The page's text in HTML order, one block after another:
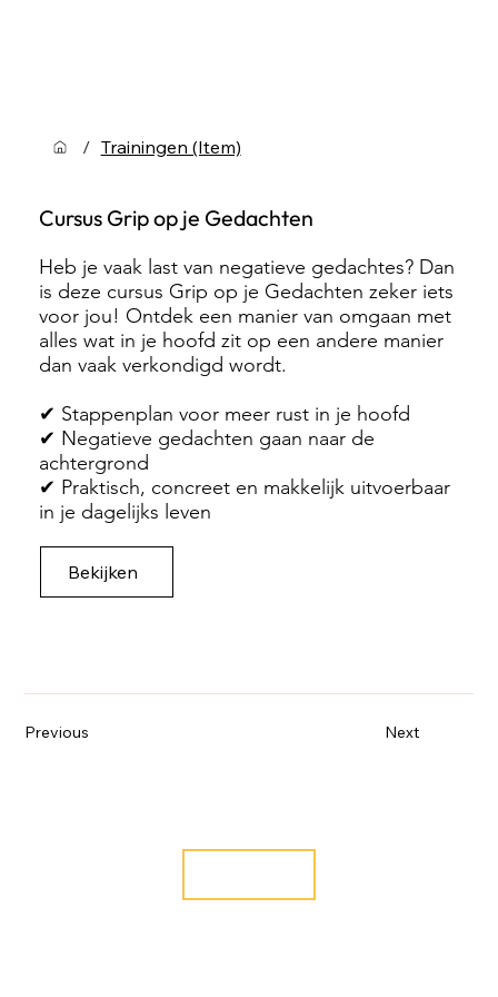
Cursus Grip op je Gedachten
Heb je vaak last van negatieve gedachtes? Dan
is deze cursus Grip op je Gedachten zeker iets
voor jou! Ontdek een manier van omgaan met
alles wat in je hoofd zit op een andere manier
dan vaak verkondigd wordt.
✔︎ Stappenplan voor meer rust in je hoofd
✔︎ Negatieve gedachten gaan naar de
achtergrond
✔︎ Praktisch, concreet en makkelijk uitvoerbaar
in je dagelijks leven
Bekijken
/ Trainingen (Item)
Previous Next